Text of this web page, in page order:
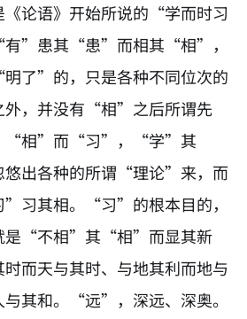
论语》开始所说的“学而时习
”患其“患”而相其“相”，
了”的，只是各种不同位次的
，并没有“相”之后所谓先
“相”而“习”，“学”其
悠出各种的所谓“理论”来，而
其相。“习”的根本目的，
是“不相”其“相”而显其新
而天与其时、与地其利而地与
与其和。“远”，深远、深奥。